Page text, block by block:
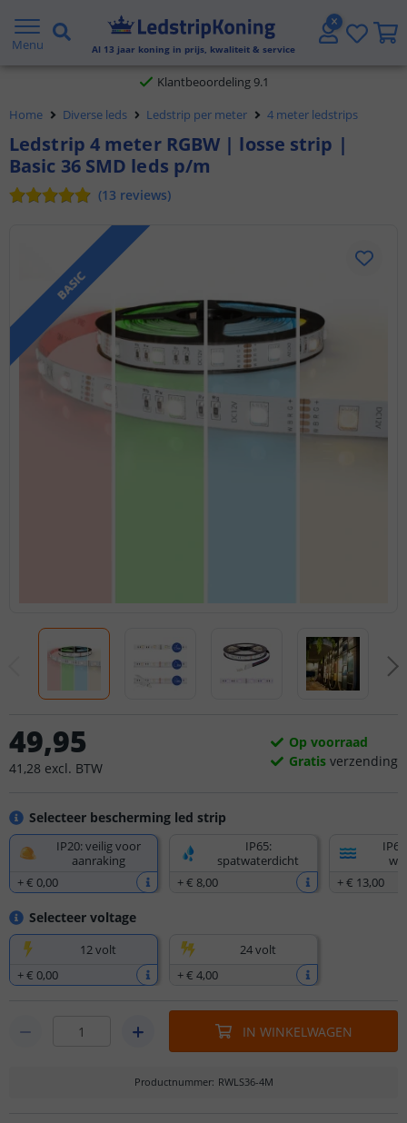
Menu Al 13 jaar koning in prijs, kwaliteit & service
Gratis verzending vanaf € 20,- NL en BE
Klantbeoordeling 9.1
Voor 23:45 uur besteld,morgen in huis
Home Diverse leds Ledstrip per meter 4 meter ledstrips
Ledstrip 4 meter RGBW | losse strip |
Basic 36 SMD leds p/m
(13 reviews)
BASIC
Selecteer bescherming led strip
IP20: veilig voor
aanraking
+€ 0,00
IP65:
spatwaterdicht
+€ 8,00
+€ 13,00
Selecteer voltage
12 volt
+€ 0,00
24 volt
+€ 4,00
49,95
41 ,28 excl. BTW
Op voorraad
Gratis verzending
IN WINKELWAGEN
Productnummer: RWLS36-4M